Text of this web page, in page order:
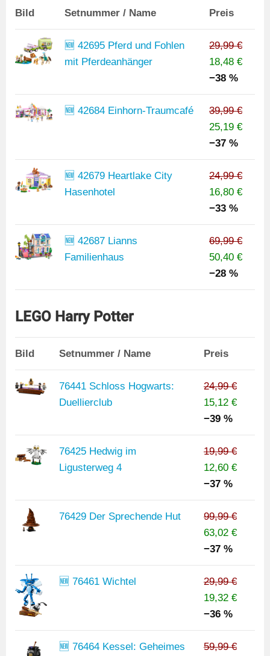
Bild Setnummer / Name Preis
🆕 42695 Pferd und Fohlen
mit Pferdeanhänger
29,99 €
18,48 €
−38 %
🆕 42684 Einhorn-Traumcafé
39,99 €
25,19 €
−37 %
🆕 42679 Heartlake City
Hasenhotel
24,99 €
16,80 €
−33 %
🆕 42687 Lianns
Familienhaus
69,99 €
50,40 €
−28 %
LEGO Harry Potter
Bild Setnummer / Name Preis
76441 Schloss Hogwarts:
Duellierclub
24,99 €
15,12 €
−39 %
76425 Hedwig im
Ligusterweg 4
19,99 €
12,60 €
−37 %
76429 Der Sprechende Hut
99,99 €
63,02 €
−37 %
🆕 76461 Wichtel
29,99 €
19,32 €
−36 %
🆕 76464 Kessel: Geheimes
59,99 €